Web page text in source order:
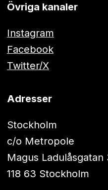
Övriga kanaler
Instagram
Facebook
Twitter/X
Adresser
Stockholm
c/o Metropole
Magus Ladulåsgatan
118 63 Stockholm